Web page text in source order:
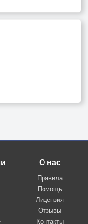
О нас
Правила
Помощь
Лицензия
Отзывы
Контакты